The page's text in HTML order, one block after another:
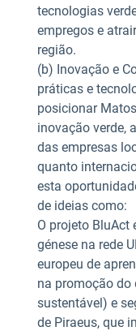
tecnologias
empregos e
região.
(b) Inovação e
práticas e
posicionar
inovação verde,
das empresas
quanto
esta
de ideias como:
O projeto BluAct
génese na rede
europeu de
na promoção do
sustentável) e
de Piraeus, que